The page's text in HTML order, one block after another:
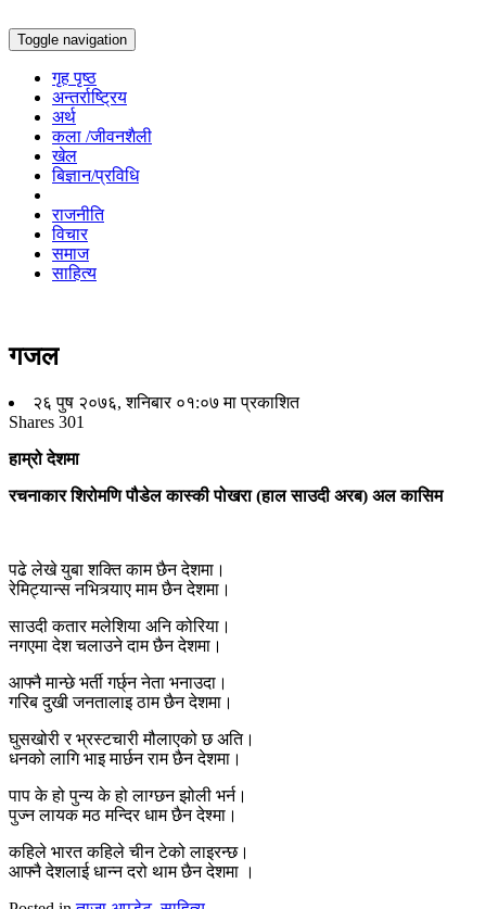
Toggle navigation
गृह पृष्ठ
अन्तर्राष्ट्रिय
अर्थ
कला /जीवनशैली
खेल
बिज्ञान/प्रविधि
राजनीति
विचार
समाज
साहित्य
गजल
२६ पुष २०७६, शनिबार ०१:०७ मा प्रकाशित
Shares 301
हाम्रो देशमा
रचनाकार शिरोमणि पौडेल कास्की पोखरा (हाल साउदी अरब) अल कासिम
पढे लेखे युबा शक्ति काम छैन देशमा।
रेमिट्यान्स नभित्र्याए माम छैन देशमा।
साउदी कतार मलेशिया अनि कोरिया।
नगएमा देश चलाउने दाम छैन देशमा।
आफ्नै मान्छे भर्ती गर्छ्न नेता भनाउदा।
गरिब दुखी जनतालाइ ठाम छैन देशमा।
घुसखोरी र भ्रस्टचारी मौलाएको छ अति।
धनको लागि भाइ मार्छन राम छैन देशमा।
पाप के हो पुन्य के हो लाग्छन झोली भर्न।
पुज्न लायक मठ मन्दिर धाम छैन देश्मा।
कहिले भारत कहिले चीन टेको लाइरन्छ।
आफ्नै देशलाई धान्न दरो थाम छैन देशमा ।